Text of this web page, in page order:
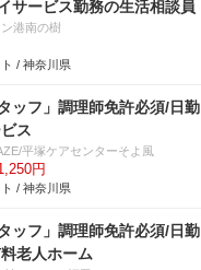
サービス勤務の生活相談員
港南の樹
/ 神奈川県
ッフ」調理師免許必須/日勤
ス
平塚ケアセンターそよ風
円
/ 神奈川県
ッフ」調理師免許必須/日勤
老人ホーム